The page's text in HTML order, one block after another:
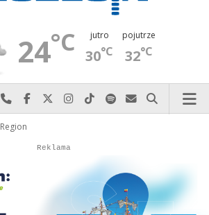
24°C jutro
30°C
pojutrze
32°C
Najlepiej po prostu do nas zadzwoń
Odwiedź nas na Facebook-u
Odwiedź nas na X
Odwiedź nas na Instagram-ie
Odwiedź nas na TikTok-u
Szukaj nas na Spotify
Wyślij do nas
Szukaj
Region
Autopromocja
Reklama